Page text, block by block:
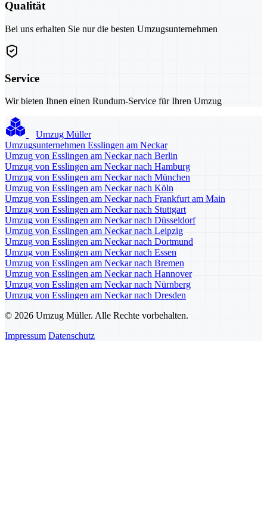
Qualität
Bei uns erhalten Sie nur die besten Umzugsunternehmen
Service
Wir bieten Ihnen einen Rundum-Service für Ihren Umzug
Umzug Müller
Umzugsunternehmen Esslingen am Neckar
Umzug von Esslingen am Neckar nach Berlin
Umzug von Esslingen am Neckar nach Hamburg
Umzug von Esslingen am Neckar nach München
Umzug von Esslingen am Neckar nach Köln
Umzug von Esslingen am Neckar nach Frankfurt am Main
Umzug von Esslingen am Neckar nach Stuttgart
Umzug von Esslingen am Neckar nach Düsseldorf
Umzug von Esslingen am Neckar nach Leipzig
Umzug von Esslingen am Neckar nach Dortmund
Umzug von Esslingen am Neckar nach Essen
Umzug von Esslingen am Neckar nach Bremen
Umzug von Esslingen am Neckar nach Hannover
Umzug von Esslingen am Neckar nach Nürnberg
Umzug von Esslingen am Neckar nach Dresden
© 2026 Umzug Müller. Alle Rechte vorbehalten.
Impressum Datenschutz